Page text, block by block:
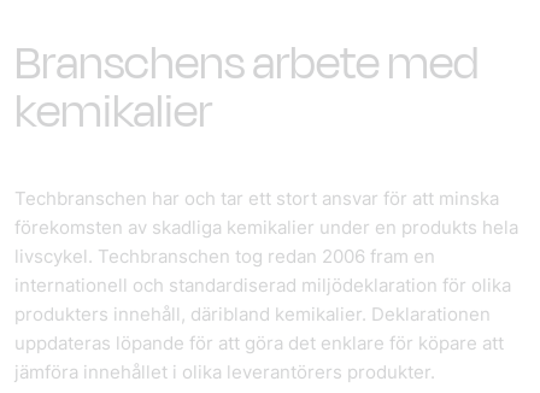
Branschens arbete med
kemikalier
Tech­branschen har och tar ett stort ansvar för att minska
förekomsten av skadliga kemikalier under en produkts hela
livscykel. Tech­branschen tog redan 2006 fram en
internationell och standardiserad miljödeklaration för olika
produkters innehåll, däribland kemikalier. Deklarationen
uppdateras löpande för att göra det enklare för köpare att
jämföra innehållet i olika leverantörers produkter.